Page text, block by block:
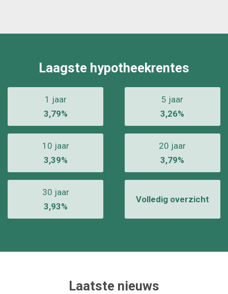
Laagste hypotheekrentes
1 jaar
3,79%
5 jaar
3,26%
10 jaar
3,39%
20 jaar
3,79%
30 jaar
3,93%
Volledig overzicht
Laatste nieuws